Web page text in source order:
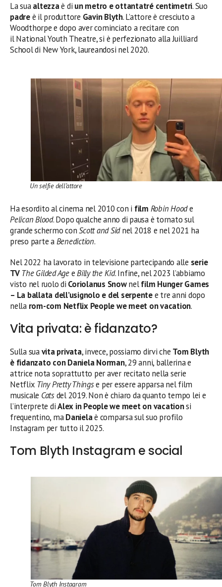
La suaaltezzaè di un metro e ottantatré centimetri. Suo
padreè il produttore Gavin Blyth. L’attore è cresciuto a
Woodthorpe e dopo aver cominciato a recitare con
il National Youth Theatre, si è perfezionato alla Juilliard
School di New York, laureandosi nel 2020.
Un selfie dell’attore
Ha esordito al cinema nel 2010 con i film Robin Hoode
Pelican Blood. Dopo qualche anno di pausa è tornato sul
grande schermo conScott and Sidnel 2018 e nel 2021 ha
preso parte aBenediction.
Nel 2022 ha lavorato in televisione partecipando alle serie
TV The Gilded AgeeBilly the Kid. Infine, nel 2023 l’abbiamo
visto nel ruolo di Coriolanus Snownelfilm Hunger Games
– La ballata dell’usignolo e del serpentee tre anni dopo
nella rom-com Netflix People we meet on vacation.
Vita privata: è fidanzato?
Sulla suavita privata, invece, possiamo dirvi che Tom Blyth
è fidanzato con Daniela Norman, 29 anni, ballerina e
attrice nota soprattutto per aver recitato nella serie
Netflix Tiny Pretty Thingse per essere apparsa nel film
musicale Catsdel 2019. Non è chiaro da quanto tempo lei e
l’interprete diAlex in People we meet on vacationsi
frequentino, maDanielaè comparsa sul suo profilo
Instagram per tutto il 2025.
Tom Blyth Instagram e social
Tom Blyth Instagram